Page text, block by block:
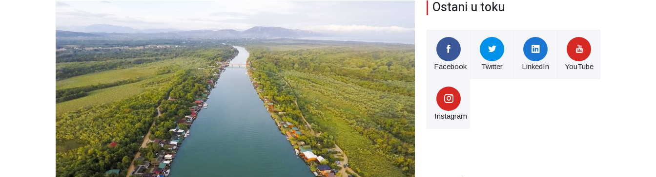
Ostani u toku
Facebook Twitter LinkedIn YouTube
Instagram